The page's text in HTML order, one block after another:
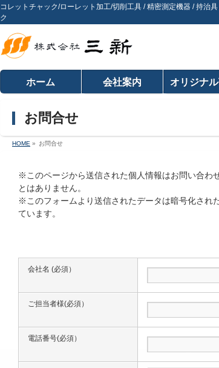
コレットチャック/ローレット加工/切削工具 / 精密測定機器 / 持治
ク
ホーム 会社案内 オリジナ
お問合せ
HOME » お問合せ
※このページから送信された個人情報はお問い合わ
とはありません。
※このフォームより送信されたデータは暗号化され
ています。
会社名 (必須）
ご担当者様(必須）
電話番号(必須）